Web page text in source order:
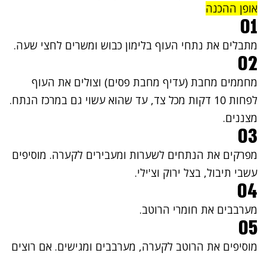
אופן ההכנה
01
מתבלים את נתחי העוף בלימון כבוש ומשרים לחצי שעה.
02
מחממים מחבת (עדיף מחבת פסים) וצולים את העוף
לפחות 10 דקות מכל צד, עד שהוא עשוי גם במרכז הנתח.
מצננים.
03
מפרקים את הנתחים לשערות ומעבירים לקערה. מוסיפים
עשבי תיבול, בצל ירוק וצ'ילי.
04
מערבבים את חומרי הרוטב.
05
מוסיפים את הרוטב לקערה, מערבבים ומגישים. אם רוצים